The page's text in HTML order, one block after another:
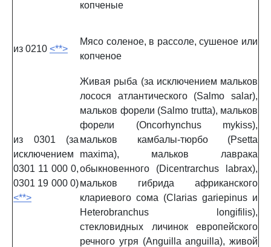
копченые
из 0210 <**>
Мясо соленое, в рассоле, сушеное или
копченое
из 0301 (за
исключением
0301 11 000 0,
0301 19 000 0)
<**>
Живая рыба (за исключением мальков
лосося атлантического (Salmo salar),
мальков форели (Salmo trutta), мальков
форели (Oncorhynchus mykiss),
мальков камбалы-тюрбо (Psetta
maxima), мальков лаврака
обыкновенного (Dicentrarchus labrax),
мальков гибрида африканского
клариевого сома (Clarias gariepinus и
Heterobranchus longifilis),
стекловидных личинок европейского
речного угря (Anguilla anguilla), живой